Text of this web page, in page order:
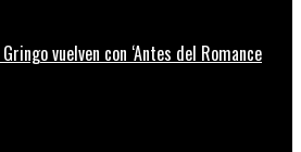
vuelven con ‘Antes del Romance